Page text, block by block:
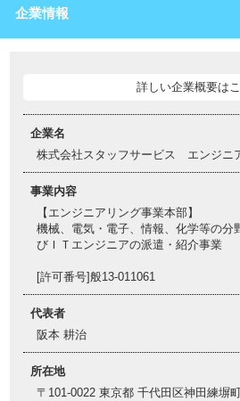
企業情報
詳しい企業概要は
企業名
株式会社スタッフサービス エンジニ
事業内容
【エンジニアリング事業本部】
機械、電気・電子、情報、化学等の分
びＩＴエンジニアの派遣・紹介事業
[許可番号]般13-011061
代表者
阪本 耕治
所在地
〒101-0022 東京都 千代田区神田練